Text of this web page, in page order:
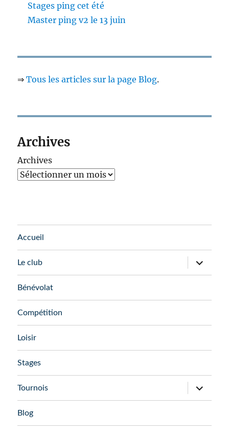
Stages ping cet été
Master ping v2 le 13 juin
⇒Tous les articles sur la page Blog.
Archives
Archives
Accueil
Le club
ouvrir
le
sous-
Bénévolat
Compétition
Loisir
Stages
Tournois
ouvrir
le
sous-
Blog